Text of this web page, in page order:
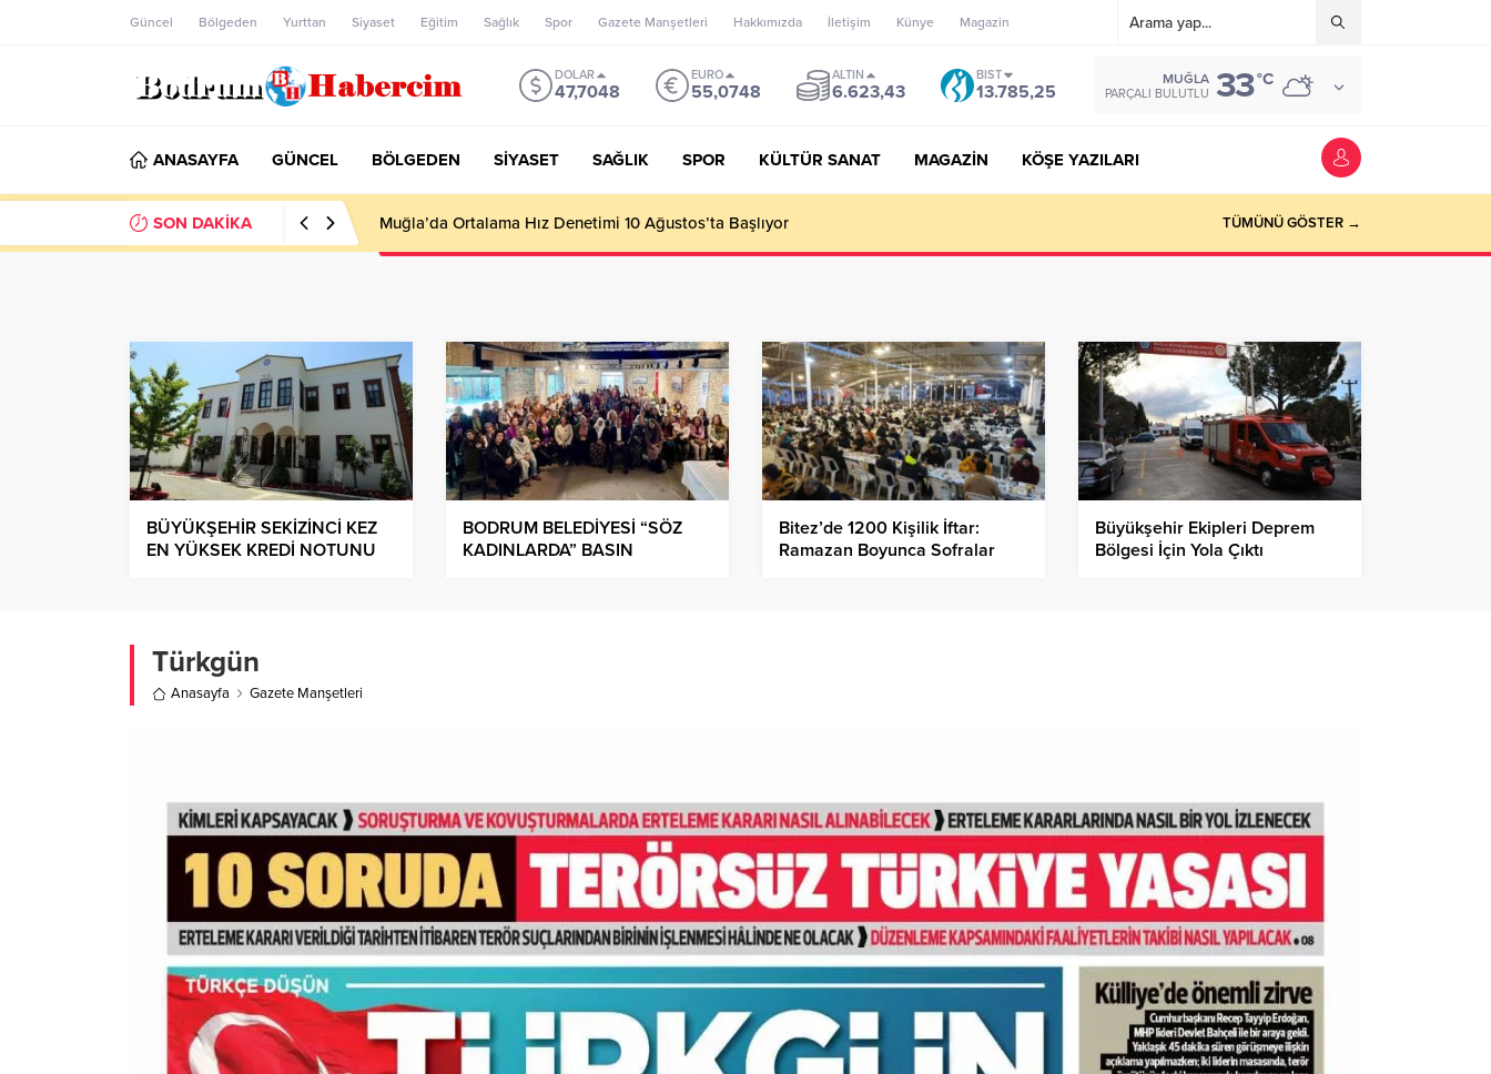
Güncel Bölgeden Yurttan Siyaset Eğitim Sağlık Spor Gazete Manşetleri Hakkımızda İletişim Künye Magazin
DOLAR
47,7048
EURO
55,0748
ALTIN
6.623,43
BIST
13.785,25
MUĞLA
PARÇALI BULUTLU 33°C
ANASAYFA GÜNCEL BÖLGEDEN SİYASET SAĞLIK SPOR KÜLTÜR SANAT MAGAZİN KÖŞE YAZILARI
SON DAKİKA Ankara; “Bodrum’un misyonu, mottosu, vizyonu; genç oyuncuları parlatıp onlara kariyer kazandırmak” TÜMÜNÜ GÖSTER →
BÜYÜKŞEHİR SEKİZİNCİ KEZ
EN YÜKSEK KREDİ NOTUNU
BODRUM BELEDİYESİ “SÖZ
KADINLARDA” BASIN
Bitez’de 1200 Kişilik İftar:
Ramazan Boyunca Sofralar
Büyükşehir Ekipleri Deprem
Bölgesi İçin Yola Çıktı
Türkgün
Anasayfa Gazete Manşetleri